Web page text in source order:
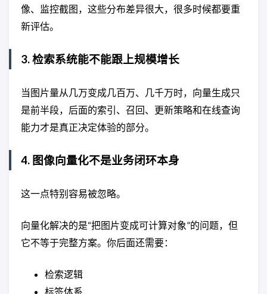
像、监控截图，这些分布差异很大，很多时候都要重
新评估。
3. 检索系统能不能跟上规模增长
当图片量从几万变成几百万、几千万时，向量生成只
是前半段，后面的索引、召回、更新策略和在线查询
能力才是真正决定体验的部分。
4. 图像向量化不是业务闭环本身
这一点特别容易被忽略。
向量化解决的是“把图片变成可计算对象”的问题，但
它不等于完整方案。你后面还需要：
检索逻辑
标签体系